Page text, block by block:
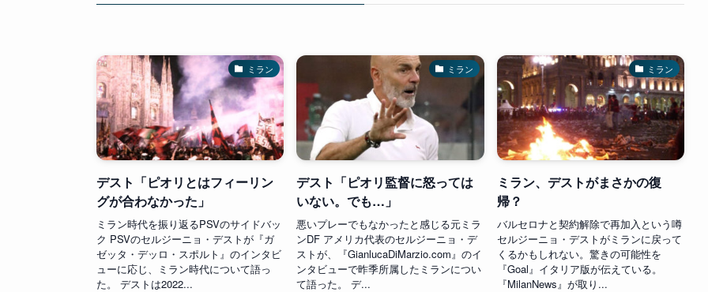
ミラン
デスト「ピオリとはフィーリン
グが合わなかった」
ミラン時代を振り返るPSVのサイドバッ
ク PSVのセルジーニョ・デストが『ガ
ゼッタ・デッロ・スポルト』のインタビ
ューに応じ、ミラン時代について語っ
た。 デストは2022...
ミラン
デスト「ピオリ監督に怒っては
いない。でも…」
悪いプレーでもなかったと感じる元ミラ
ンDF アメリカ代表のセルジーニョ・デ
ストが、『GianlucaDiMarzio.com』のイ
ンタビューで昨季所属したミランについ
て語った。 デ...
ミラン
ミラン、デストがまさかの復
帰？
バルセロナと契約解除で再加入という噂
セルジーニョ・デストがミランに戻って
くるかもしれない。驚きの可能性を
『Goal』イタリア版が伝えている。
『MilanNews』が取り...